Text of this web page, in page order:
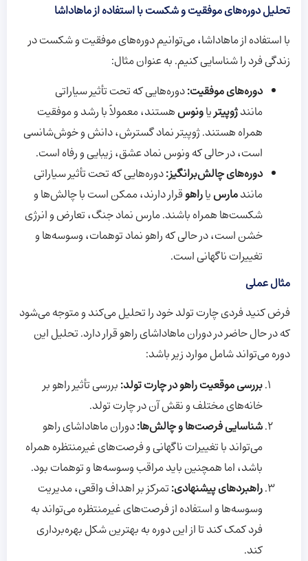
تحلیل دوره‌های موفقیت و شکست با استفاده از ماهاداشا
با استفاده از ماهاداشا، می‌توانیم دوره‌های موفقیت و شکست در
زندگی فرد را شناسایی کنیم. به عنوان مثال:
دوره‌های موفقیت:دوره‌هایی که تحت تأثیر سیاراتی
مانندژوپیتریاونوسهستند، معمولاً با رشد و موفقیت
همراه هستند. ژوپیتر نماد گسترش، دانش و خوش‌شانسی
است، در حالی که ونوس نماد عشق، زیبایی و رفاه است.
دوره‌های چالش‌برانگیز:دوره‌هایی که تحت تأثیر سیاراتی
مانندمارسیاراهوقرار دارند، ممکن است با چالش‌ها و
شکست‌ها همراه باشند. مارس نماد جنگ، تعارض و انرژی
خشن است، در حالی که راهو نماد توهمات، وسوسه‌ها و
تغییرات ناگهانی است.
مثال عملی
فرض کنید فردی چارت تولد خود را تحلیل می‌کند و متوجه می‌شود
که در حال حاضر در دوران ماهاداشای راهو قرار دارد. تحلیل این
دوره می‌تواند شامل موارد زیر باشد:
بررسی موقعیت راهو در چارت تولد:بررسی تأثیر راهو بر
خانه‌های مختلف و نقش آن در چارت تولد.
شناسایی فرصت‌ها و چالش‌ها:دوران ماهاداشای راهو
می‌تواند با تغییرات ناگهانی و فرصت‌های غیرمنتظره همراه
باشد، اما همچنین باید مراقب وسوسه‌ها و توهمات بود.
راهبردهای پیشنهادی:تمرکز بر اهداف واقعی، مدیریت
وسوسه‌ها و استفاده از فرصت‌های غیرمنتظره می‌تواند به
فرد کمک کند تا از این دوره به بهترین شکل بهره‌برداری
کند.